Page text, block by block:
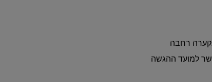
רחבה
למועד ההגשה